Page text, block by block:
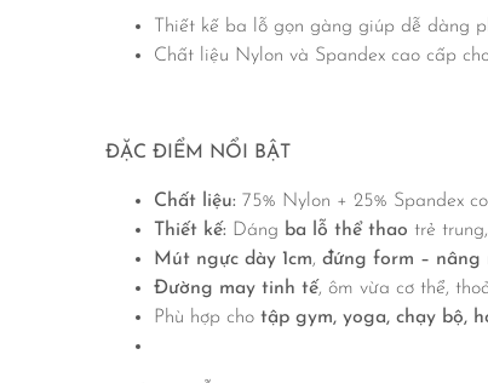
Thiết kế ba lỗ gọn gàng giúp dễ dàng
Chất liệu Nylon và Spandex cao cấp
ĐẶC ĐIỂM NỔI BẬT
Chất liệu: 75% Nylon + 25% Spandex
Thiết kế: Dáng ba lỗ thể thao trẻ
Mút ngực dày 1cm, đứng form – nâng
Đường may tinh tế, ôm vừa cơ thể,
Phù hợp cho tập gym, yoga, chạy bộ,